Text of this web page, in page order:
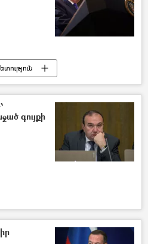
Պատերազմ
գույքի
(ՀՅԴ)